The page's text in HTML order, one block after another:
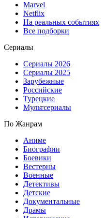
Marvel
Netflix
На реальных событиях
Все подборки
Сериалы
Сериалы 2026
Сериалы 2025
Зарубежные
Российские
Турецкие
Мультсериалы
По Жанрам
Аниме
Биографии
Боевики
Вестерны
Военные
Детективы
Детские
Документальные
Драмы